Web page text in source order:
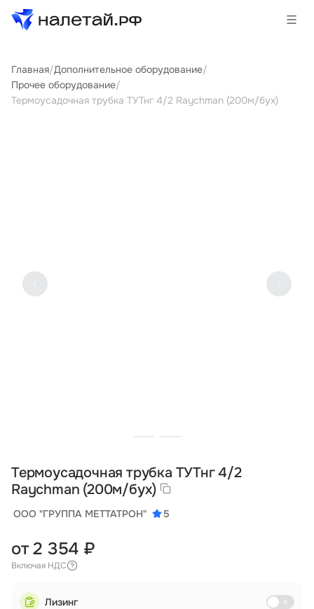
Товары
Услуги
Государственные программы
Партнеры
Главная/Дополнительное оборудование/
Прочее оборудование/
Термоусадочная трубка ТУТнг 4/2 Raychman (200м/бух)
Термоусадочная трубка ТУТнг 4/2
Raychman (200м/бух)
ООО "ГРУППА МЕТТАТРОН" 5
от 2 354 ₽
Включая НДС
Лизинг